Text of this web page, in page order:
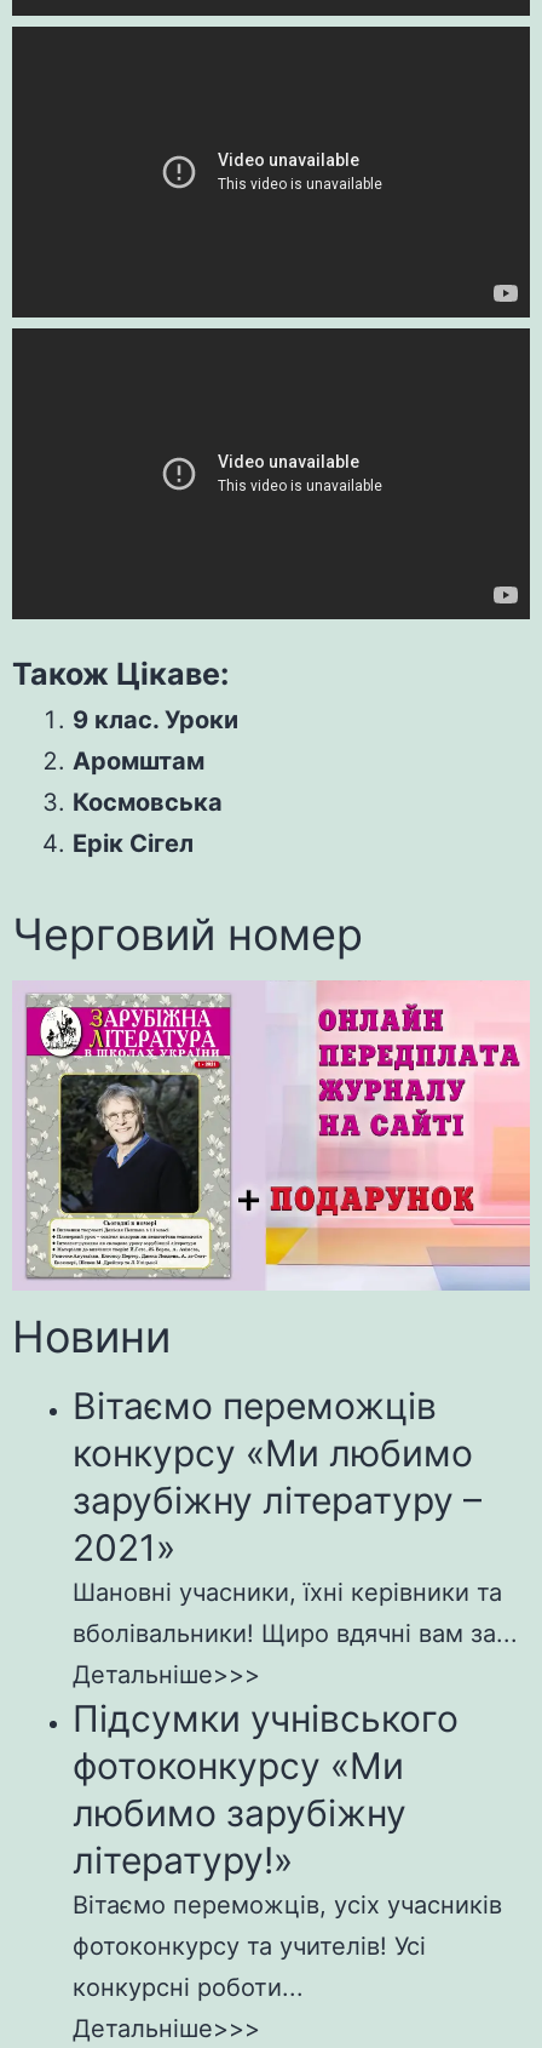
Також Цікаве:
9 клас. Уроки
Аромштам
Космовська
Ерік Сігел
Черговий номер
Новини
Вітаємо переможців
конкурсу «Ми любимо
зарубіжну літературу –
2021»
Шановні учасники, їхні керівники та
вболівальники! Щиро вдячні вам за...
Детальніше>>>
Підсумки учнівського
фотоконкурсу «Ми
любимо зарубіжну
літературу!»
Вітаємо переможців, усіх учасників
фотоконкурсу та учителів! Усі
конкурсні роботи...
Детальніше>>>